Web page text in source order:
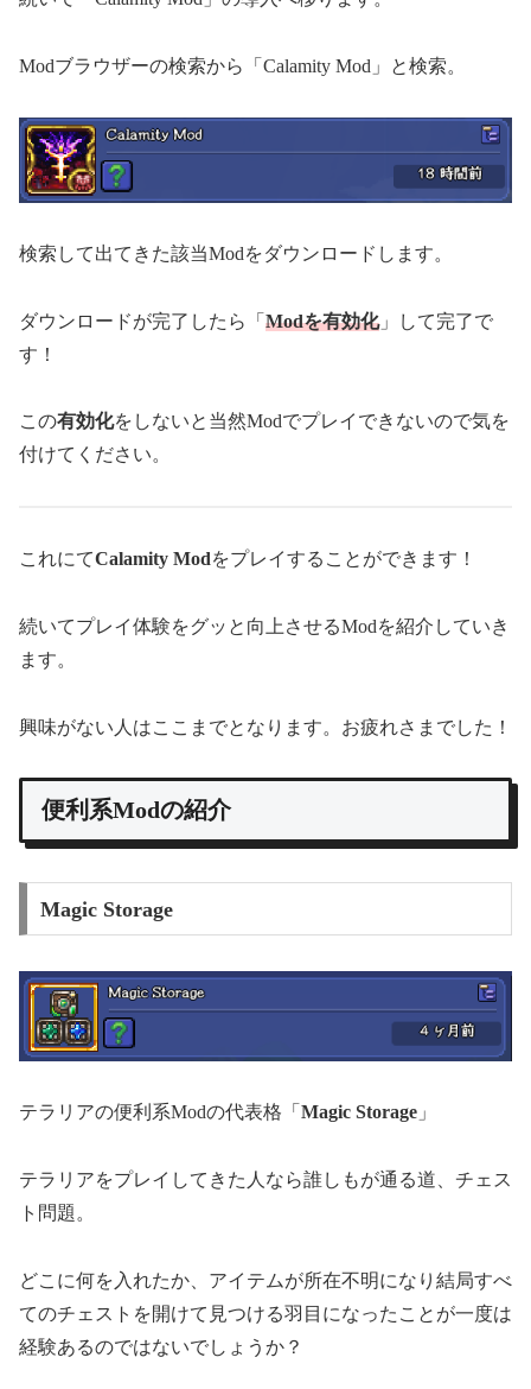
Modブラウザーの検索から「Calamity Mod」と検索。
検索して出てきた該当Modをダウンロードします。
ダウンロードが完了したら「 Modを有効化」して完了で
す！
この有効化をしないと当然Modでプレイできないので気を
付けてください。
これにてCalamity Modをプレイすることができます！
続いてプレイ体験をグッと向上させるModを紹介していき
ます。
興味がない人はここまでとなります。お疲れさまでした！
便利系Modの紹介
Magic Storage
テラリアの便利系Modの代表格「 Magic Storage 」
テラリアをプレイしてきた人なら誰しもが通る道、チェス
ト問題。
どこに何を入れたか、アイテムが所在不明になり結局すべ
てのチェストを開けて見つける羽目になったことが一度は
経験あるのではないでしょうか？